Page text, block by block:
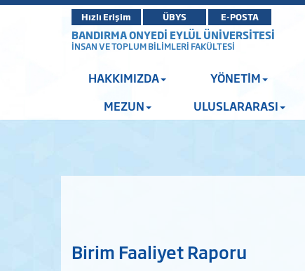
Hızlı Erişim ÜBYS E-POSTA
BANDIRMA ONYEDİ EYLÜL ÜNİVERSİTESİ
İNSAN VE TOPLUM BİLİMLERİ FAKÜLTESİ
HAKKIMIZDA YÖNETİM
MEZUN
ULUSLARARASI
Birim Faaliyet Raporu